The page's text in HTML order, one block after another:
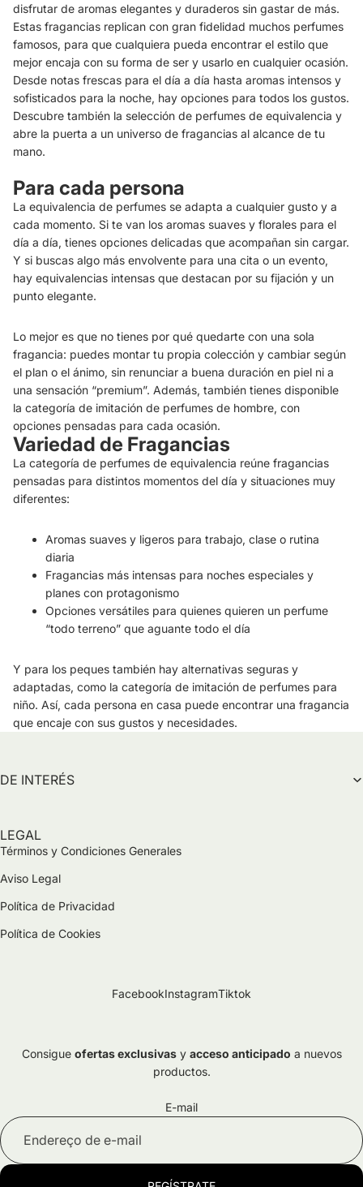
disfrutar de aromas elegantes y duraderos sin gastar de más.
Estas fragancias replican con gran fidelidad muchos perfumes
famosos, para que cualquiera pueda encontrar el estilo que
mejor encaja con su forma de ser y usarlo en cualquier ocasión.
Desde notas frescas para el día a día hasta aromas intensos y
sofisticados para la noche, hay opciones para todos los gustos.
Descubre también la selección de perfumes de equivalencia y
abre la puerta a un universo de fragancias al alcance de tu
mano.
Para cada persona
La equivalencia de perfumes se adapta a cualquier gusto y a
cada momento. Si te van los aromas suaves y florales para el
día a día, tienes opciones delicadas que acompañan sin cargar.
Y si buscas algo más envolvente para una cita o un evento,
hay equivalencias intensas que destacan por su fijación y un
punto elegante.
Lo mejor es que no tienes por qué quedarte con una sola
fragancia: puedes montar tu propia colección y cambiar según
el plan o el ánimo, sin renunciar a buena duración en piel ni a
una sensación “premium”. Además, también tienes disponible
la categoría de imitación de perfumes de hombre, con
opciones pensadas para cada ocasión.
Variedad de Fragancias
La categoría de perfumes de equivalencia reúne fragancias
pensadas para distintos momentos del día y situaciones muy
diferentes:
Aromas suaves y ligeros para trabajo, clase o rutina
diaria
Fragancias más intensas para noches especiales y
planes con protagonismo
Opciones versátiles para quienes quieren un perfume
“todo terreno” que aguante todo el día
Y para los peques también hay alternativas seguras y
adaptadas, como la categoría de imitación de perfumes para
niño. Así, cada persona en casa puede encontrar una fragancia
que encaje con sus gustos y necesidades.
DE INTERÉS
LEGAL
Términos y Condiciones Generales
Aviso Legal
Política de Privacidad
Política de Cookies
FacebookInstagramTiktok
Consigue ofertas exclusivasy acceso anticipado a nuevos
productos.
E-mail
Aviso legal